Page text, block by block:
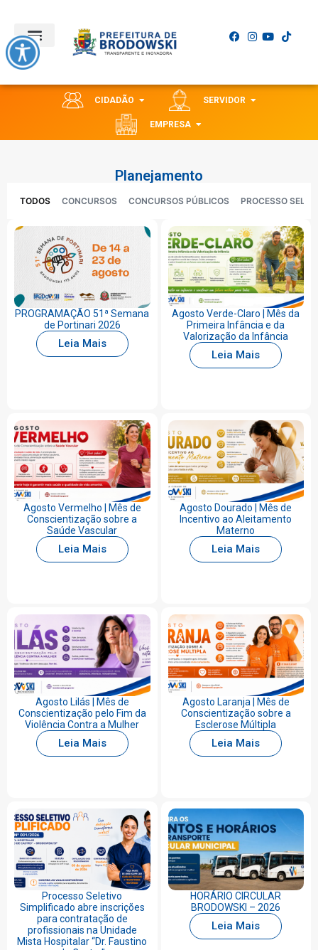
CIDADÃO SERVIDOR
EMPRESA
Planejamento
CONCURSOS CONCURSOS PÚBLICOS PROCESSO
TODOS
PROGRAMAÇÃO 51ª Semana
de Portinari 2026
Leia Mais
Agosto Verde-Claro | Mês da
Primeira Infância e da
Valorização da Infância
Leia Mais
Agosto Vermelho | Mês de
Conscientização sobre a
Saúde Vascular
Leia Mais
Agosto Dourado | Mês de
Incentivo ao Aleitamento
Materno
Leia Mais
Agosto Lilás | Mês de
Conscientização pelo Fim da
Violência Contra a Mulher
Leia Mais
Agosto Laranja | Mês de
Conscientização sobre a
Esclerose Múltipla
Leia Mais
Processo Seletivo
Simplificado abre inscrições
para contratação de
profissionais na Unidade
Mista Hospitalar “Dr. Faustino
HORÁRIO CIRCULAR
BRODOWSKI – 2026
Leia Mais